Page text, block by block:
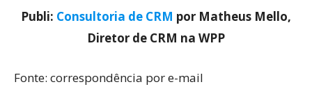
Publi: Consultoria de CRM por Matheus Mello,
Diretor de CRM na WPP
Fonte: correspondência por e-mail